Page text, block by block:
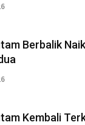
Berbalik
Kembali